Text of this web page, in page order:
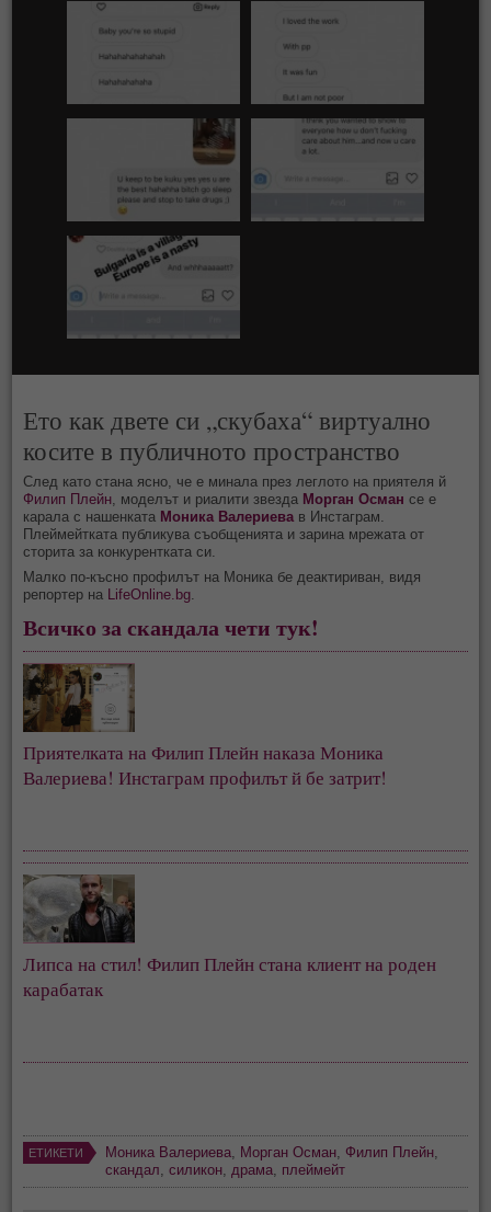
Ето как двете си „скубаха“ виртуално
косите в публичното пространство
След като стана ясно, че е минала през леглото на приятеля й
Филип Плейн, моделът и риалити звезда Морган Осман се е
карала с нашенката Моника Валериевав Инстаграм.
Плеймейтката публикува съобщенията и зарина мрежата от
сторита за конкурентката си.
Малко по-късно профилът на Моника бе деактириван, видя
репортер на LifeOnline.bg.
Всичко за скандала чети тук!
Приятелката на Филип Плейн наказа Моника
Валериева! Инстаграм профилът й бе затрит!
Липса на стил! Филип Плейн стана клиент на роден
карабатак
ЕТИКЕТИ Моника Валериева Морган Осман Филип Плейн
скандал ,силикон драма плеймейт